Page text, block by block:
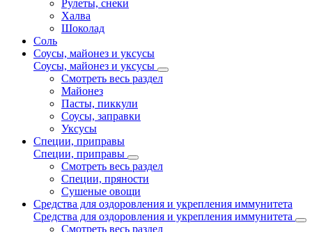
Рулеты, снеки
Халва
Шоколад
Соль
Соусы, майонез и уксусы
Соусы, майонез и уксусы
Смотреть весь раздел
Майонез
Пасты, пиккули
Соусы, заправки
Уксусы
Специи, приправы
Специи, приправы
Смотреть весь раздел
Специи, пряности
Сушеные овощи
Средства для оздоровления и укрепления иммунитета
Средства для оздоровления и укрепления иммунитета
Смотреть весь раздел